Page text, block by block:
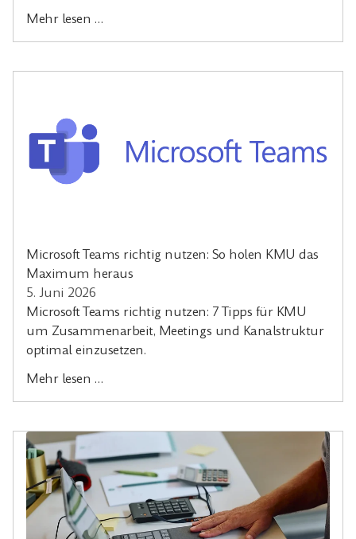
Mehr lesen …
Microsoft Teams richtig nutzen: So holen KMU das
Maximum heraus
5. Juni 2026
Microsoft Teams richtig nutzen: 7 Tipps für KMU
um Zusammenarbeit, Meetings und Kanalstruktur
optimal einzusetzen.
Mehr lesen …